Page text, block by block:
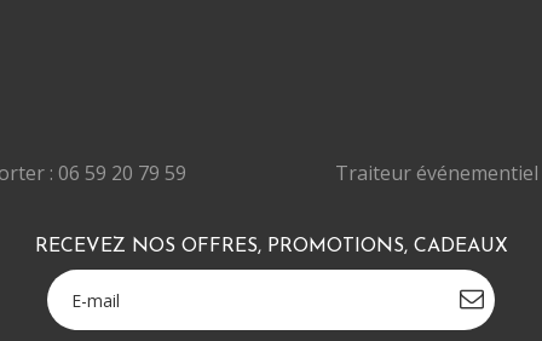
: 06 59 20 79 59 Traiteur événementiel
RECEVEZ NOS OFFRES, PROMOTIONS, CADEAUX